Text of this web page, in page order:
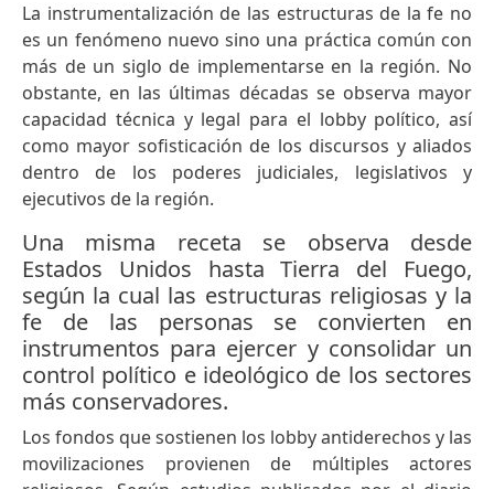
La instrumentalización de las estructuras de la fe no
es un fenómeno nuevo sino una práctica común con
más de un siglo de implementarse en la región. No
obstante, en las últimas décadas se observa mayor
capacidad técnica y legal para el lobby político, así
como mayor sofisticación de los discursos y aliados
dentro de los poderes judiciales, legislativos y
ejecutivos de la región.
Una misma receta se observa desde
Estados Unidos hasta Tierra del Fuego,
según la cual las estructuras religiosas y la
fe de las personas se convierten en
instrumentos para ejercer y consolidar un
control político e ideológico de los sectores
más conservadores.
Los fondos que sostienen los lobby antiderechos y las
movilizaciones provienen de múltiples actores